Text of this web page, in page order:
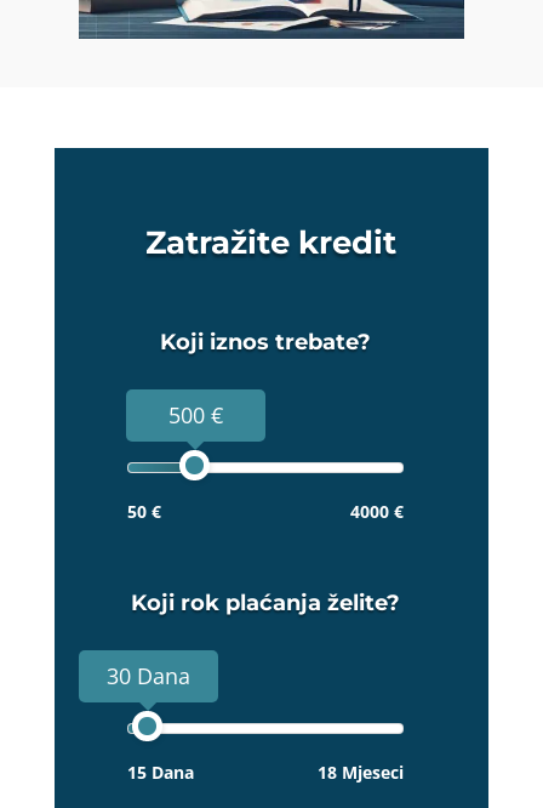
Zatražite kredit
Koji iznos trebate?
500 €
50 € 4000 €
Koji rok plaćanja želite?
30 Dana
15 Dana 18 Mjeseci